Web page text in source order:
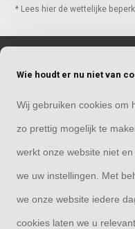
* Lees hier de wettelijke
Mijn account
Categorieën
Wie houdt er nu niet van
Wij gebruiken cookies om
zo prettig mogelijk te
werkt onze website niet
we uw instellingen. Met
we onze website iedere
cookies laten we u